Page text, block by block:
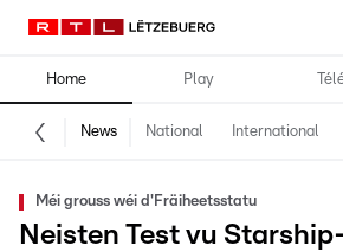
Home Play
News National International
Méi grouss wéi d'Fräiheetsstatu
Neisten Test vu